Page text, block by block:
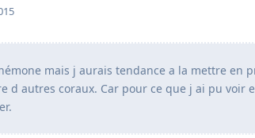
mais j aurais tendance a la mettre en
d autres coraux. Car pour ce que j ai pu